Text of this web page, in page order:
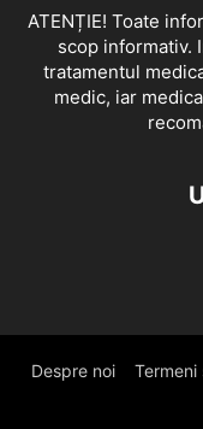
ATENȚIE! Toate
scop informativ.
tratamentul
medic, iar
Despre noi Termeni